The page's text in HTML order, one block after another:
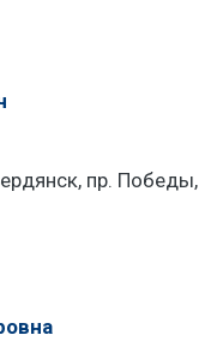
пр. Победы,